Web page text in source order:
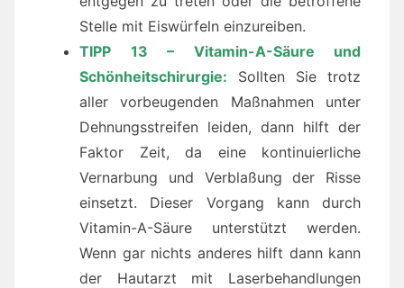
Stelle mit Eiswürfeln einzureiben.
TIPP 13 – Vitamin-A-Säure und
Schönheitschirurgie: Sollten Sie trotz
aller vorbeugenden Maßnahmen unter
Dehnungsstreifen leiden, dann hilft der
Faktor Zeit, da eine kontinuierliche
Vernarbung und Verblaßung der Risse
einsetzt. Dieser Vorgang kann durch
Vitamin-A-Säure unterstützt werden.
Wenn gar nichts anderes hilft dann kann
der Hautarzt mit Laserbehandlungen